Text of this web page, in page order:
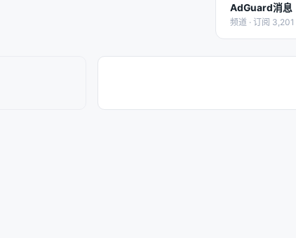
AdGuard消息
频道 · 订阅 3,201